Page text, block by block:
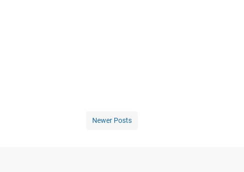
Newer Posts